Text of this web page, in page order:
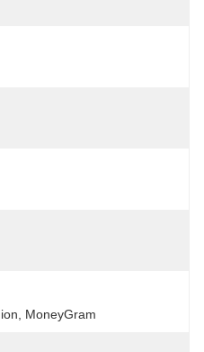
MoneyGram